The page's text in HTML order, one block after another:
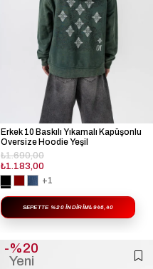
Erkek 10 Baskılı Yıkamalı Kapüşonlu
Oversize Hoodie Yeşil
₺1.183,00
₺1.690,00
+1
SEPETTE %20 İNDIRIM₺946,40
%20
Yeni